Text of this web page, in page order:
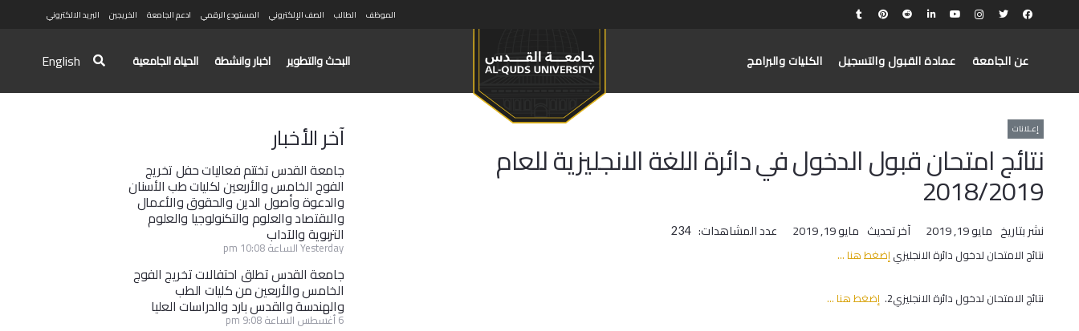
الموظف الطالب الصف الإلكتروني المستودع الرقمي ادعم الجامعة الخريجين البريد الالكتروني
عن الجامعة عمادة القبول والتسجيل الكليات والبرامج البحث والتطوير اخبار وانشطة الحياة الجامعية English
إعـلانات
نتائج امتحان قبول الدخول في دائرة اللغة الانجليزية للعام
2018/2019
نشر بتاريخ مايو 19, 2019 آخر تحديث مايو 19, 2019 عدد المشاهدات: 234
نتائج الامتحان لدخول دائرة الانجليزيإضغط هنا …
نتائج الامتحان لدخول دائرة الانجليزي2. إضغط هنا …
آخر الأخبار
جامعة القدس تختتم فعاليات حفل تخريج
الفوج الخامس والأربعين لكليات طب الأسنان
والدعوة وأصول الدين والحقوق والأعمال
والاقتصاد والعلوم والتكنولوجيا والعلوم
التربوية والآداب
Yesterday الساعة 10:08 pm
جامعة القدس تطلق احتفالات تخريج الفوج
الخامس والأربعين من كليات الطب
والهندسة والقدس بارد والدراسات العليا
6 أغسطس الساعة 9:08 pm